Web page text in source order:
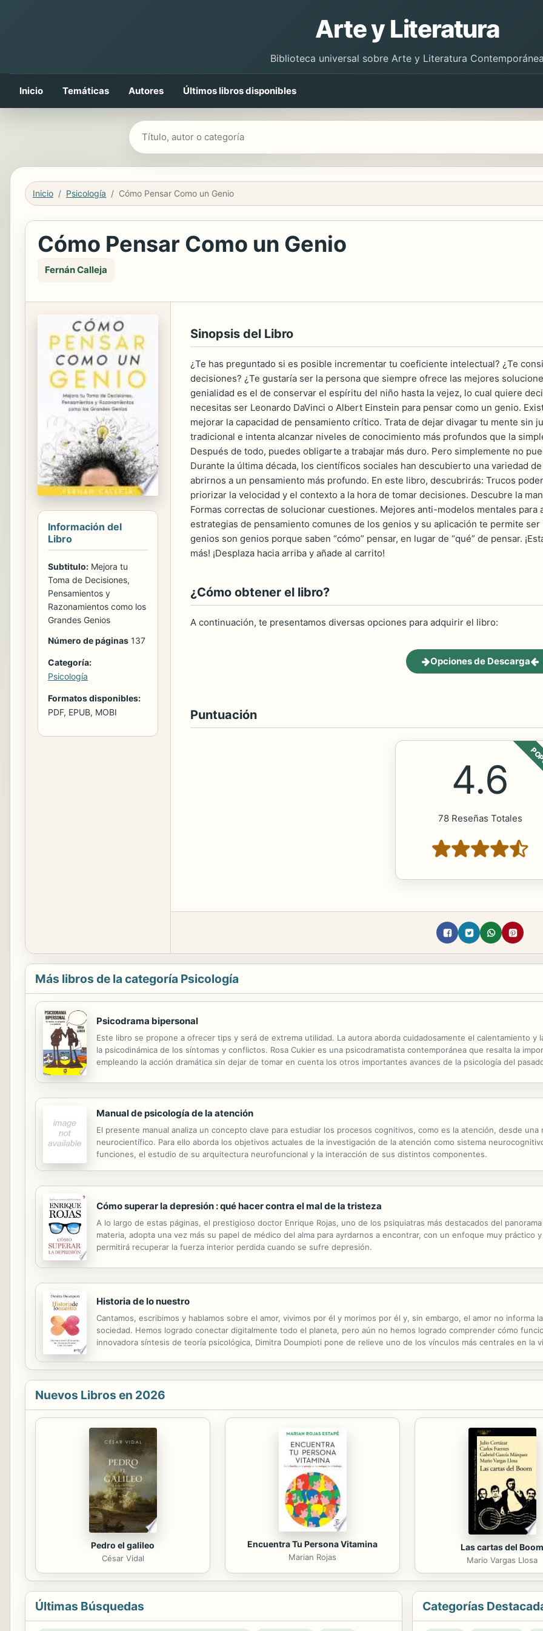
Arte y Literatura
Biblioteca universal sobre Arte y Literatura
Inicio Temáticas Autores Últimos libros disponibles
Buscar libros
Inicio Psicología Cómo Pensar Como un Genio
Cómo Pensar Como un Genio
Fernán Calleja
Información del
Libro
Subtitulo: Mejora tu
Toma de Decisiones,
Pensamientos y
Razonamientos como los
Grandes Genios
Número de páginas 137
Categoría:
Psicología
Formatos disponibles:
PDF, EPUB, MOBI
Sinopsis del Libro
¿Te has preguntado si es posible incrementar tu coeficiente intelectual? ¿Te
decisiones? ¿Te gustaría ser la persona que siempre ofrece las mejores
genialidad es el de conservar el espíritu del niño hasta la vejez, lo cual quiere
necesitas ser Leonardo DaVinci o Albert Einstein para pensar como un genio.
mejorar la capacidad de pensamiento crítico. Trata de dejar divagar tu mente sin
tradicional e intenta alcanzar niveles de conocimiento más profundos que la
Después de todo, puedes obligarte a trabajar más duro. Pero simplemente no
Durante la última década, los científicos sociales han descubierto una variedad
abrirnos a un pensamiento más profundo. En este libro, descubrirás: Trucos
priorizar la velocidad y el contexto a la hora de tomar decisiones. Descubre la
Formas correctas de solucionar cuestiones. Mejores anti-modelos mentales para
estrategias de pensamiento comunes de los genios y su aplicación te permite
genios son genios porque saben “cómo” pensar, en lugar de “qué” de pensar.
más! ¡Desplaza hacia arriba y añade al carrito!
¿Cómo obtener el libro?
A continuación, te presentamos diversas opciones para adquirir el libro:
Opciones de Descarga
Puntuación
4.6
78 Reseñas Totales
Más libros de la categoría Psicología
Psicodrama bipersonal
Este libro se propone a ofrecer tips y será de extrema utilidad. La autora aborda cuidadosamente el calentamiento y
la psicodinámica de los síntomas y conflictos. Rosa Cukier es una psicodramatista contemporánea que resalta la
empleando la acción dramática sin dejar de tomar en cuenta los otros importantes avances de la psicología del
Manual de psicología de la atención
El presente manual analiza un concepto clave para estudiar los procesos cognitivos, como es la atención, desde
neurocientífico. Para ello aborda los objetivos actuales de la investigación de la atención como sistema
funciones, el estudio de su arquitectura neurofuncional y la interacción de sus distintos componentes.
Cómo superar la depresión : qué hacer contra el mal de la tristeza
A lo largo de estas páginas, el prestigioso doctor Enrique Rojas, uno de los psiquiatras más destacados del
materia, adopta una vez más su papel de médico del alma para ayrdarnos a encontrar, con un enfoque muy práctico
permitirá recuperar la fuerza interior perdida cuando se sufre depresión.
Historia de lo nuestro
Cantamos, escribimos y hablamos sobre el amor, vivimos por él y morimos por él y, sin embargo, el amor no informa
sociedad. Hemos logrado conectar digitalmente todo el planeta, pero aún no hemos logrado comprender cómo
innovadora síntesis de teoría psicológica, Dimitra Doumpioti pone de relieve uno de los vínculos más centrales en la
Nuevos Libros en 2026
Pedro el galileo
César Vidal
Encuentra Tu Persona Vitamina
Marian Rojas
Las cartas del Boom
Mario Vargas Llosa
Últimas Búsquedas Categorías